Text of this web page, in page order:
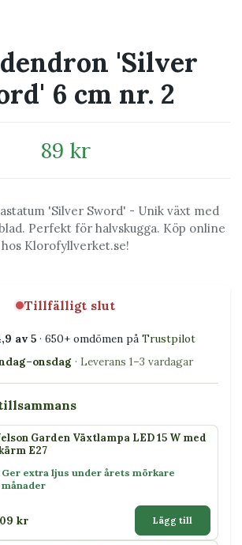
'Silver
6 cm nr. 2
89 kr
'Silver Sword' - Unik växt med
Perfekt för halvskugga. Köp online
hos Klorofyllverket.se!
Tillfälligt slut
av 5· 650+ omdömen på Trustpilot
· Leverans 1–3 vardagar
Garden Växtlampa LED 15 W med
E27
Ger extra ljus under årets mörkare
månader
kr Lägg till